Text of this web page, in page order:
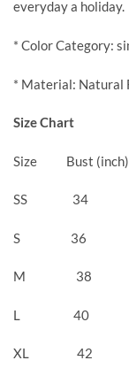
everyday a holiday.
* Color Category:
* Material: Natural
Size Chart
Size Bust
SS
S 36
M 38
L 40
XL